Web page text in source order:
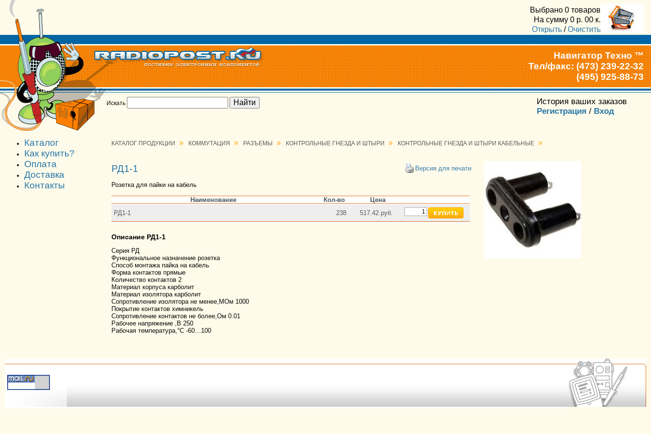
Выбрано 0 товаров
На сумму 0 р. 00 к.
Открыть /Очистить
Навигатор Техно ™
Тел/факс: (473) 239-22-32
(495) 925-88-73
Искать
История ваших заказов
Регистрация / Вход
Каталог
Как купить?
Оплата
Доставка
Контакты
КАТАЛОГ ПРОДУКЦИИ » КОММУТАЦИЯ » РАЗЪЕМЫ » КОНТРОЛЬНЫЕ ГНЕЗДА И ШТЫРИ » КОНТРОЛЬНЫЕ ГНЕЗДА И ШТЫРИ КАБЕЛЬНЫЕ »
РД1-1 Версия для печати
Розетка для пайки на кабель
Наименование Кол-во
Цена
РД1-1
238 517.42 руб.
Описание РД1-1
Серия РД
Функциональное назначение розетка
Способ монтажа пайка на кабель
Форма контактов прямые
Количество контактов 2
Материал корпуса карболит
Материал изолятора карболит
Сопротивление изолятора не менее,МОм 1000
Покрытие контактов химникель
Сопротивление контактов не более,Ом 0.01
Рабочее напряжение ,В 250
Рабочая температура,°С -60…100